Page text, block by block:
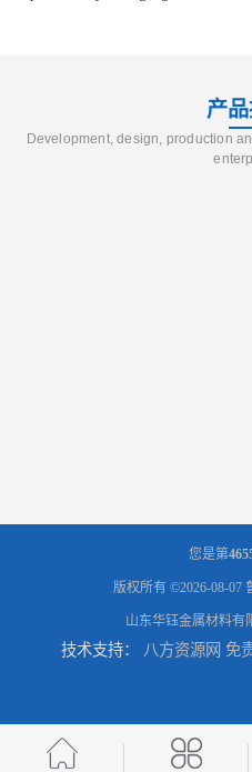
产
Development, design, production
您是第
版权所有 ©2026-08-07
山东华钰金属材料有
技术支持： 八方资源网 免